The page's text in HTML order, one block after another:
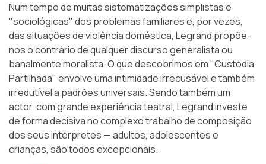
Num tempo de muitas sistematizações simplistas e
"sociológicas" dos problemas familiares e, por vezes,
das situações de violência doméstica, Legrand propõe-
nos o contrário de qualquer discurso generalista ou
banalmente moralista. O que descobrimos em "Custódia
Partilhada" envolve uma intimidade irrecusável e também
irredutível a padrões universais. Sendo também um
actor, com grande experiência teatral, Legrand investe
de forma decisiva no complexo trabalho de composição
dos seus intérpretes — adultos, adolescentes e
crianças, são todos excepcionais.